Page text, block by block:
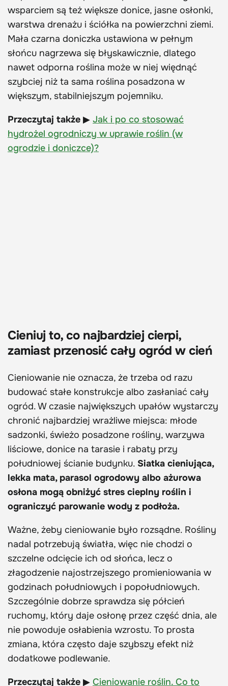
wsparciem są też większe donice, jasne osłonki,
warstwa drenażu i ściółka na powierzchni ziemi.
Mała czarna doniczka ustawiona w pełnym
słońcu nagrzewa się błyskawicznie, dlatego
nawet odporna roślina może w niej więdnąć
szybciej niż ta sama roślina posadzona w
większym, stabilniejszym pojemniku.
Przeczytaj także ▶ Jak i po co stosować
hydrożel ogrodniczy w uprawie roślin (w
ogrodzie i doniczce)?
Cieniuj to, co najbardziej cierpi,
zamiast przenosić cały ogród w cień
Cieniowanie nie oznacza, że trzeba od razu
budować stałe konstrukcje albo zasłaniać cały
ogród. W czasie największych upałów wystarczy
chronić najbardziej wrażliwe miejsca: młode
sadzonki, świeżo posadzone rośliny, warzywa
liściowe, donice na tarasie i rabaty przy
południowej ścianie budynku. Siatka cieniująca,
lekka mata, parasol ogrodowy albo ażurowa
osłona mogą obniżyć stres cieplny roślin i
ograniczyć parowanie wody z podłoża.
Ważne, żeby cieniowanie było rozsądne. Rośliny
nadal potrzebują światła, więc nie chodzi o
szczelne odcięcie ich od słońca, lecz o
złagodzenie najostrzejszego promieniowania w
godzinach południowych i popołudniowych.
Szczególnie dobrze sprawdza się półcień
ruchomy, który daje osłonę przez część dnia, ale
nie powoduje osłabienia wzrostu. To prosta
zmiana, która często daje szybszy efekt niż
dodatkowe podlewanie.
Przeczytaj także ▶ Cieniowanie roślin. Co to